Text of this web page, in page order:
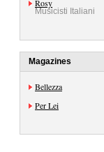
Rosy
Musicisti Italiani
Magazines
Bellezza
Per Lei